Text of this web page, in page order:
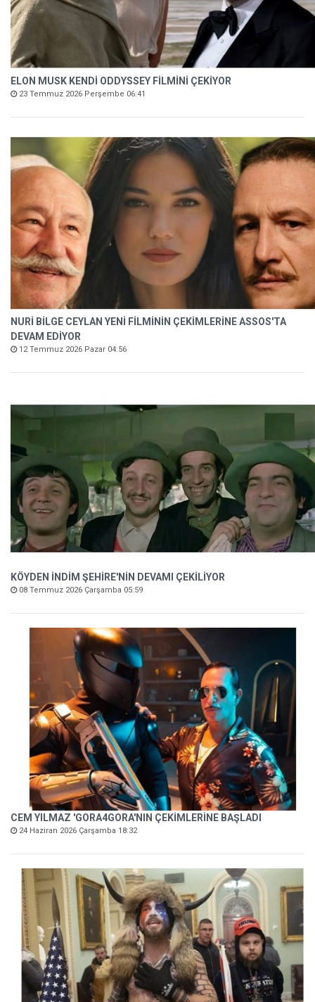
ELON MUSK KENDİ ODDYSSEY FİLMİNİ ÇEKİYOR
23 Temmuz 2026 Perşembe 06:41
NURİ BİLGE CEYLAN YENİ FİLMİNİN ÇEKİMLERİNE ASSOS'TA
DEVAM EDİYOR
12 Temmuz 2026 Pazar 04:56
KÖYDEN İNDİM ŞEHİRE'NİN DEVAMI ÇEKİLİYOR
08 Temmuz 2026 Çarşamba 05:59
CEM YILMAZ 'GORA4GORA'NIN ÇEKİMLERİNE BAŞLADI
24 Haziran 2026 Çarşamba 18:32